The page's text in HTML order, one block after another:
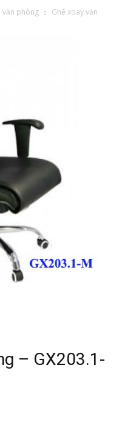
văn phòng
Ghế xoay văn
– GX203.1-